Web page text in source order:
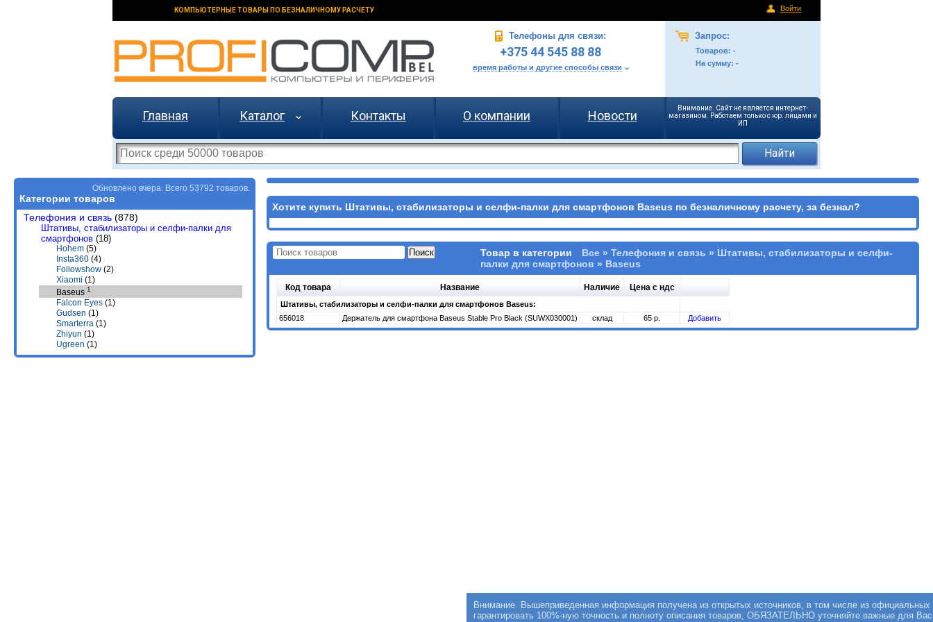
КОМПЬЮТЕРНЫЕ ТОВАРЫ ПО БЕЗНАЛИЧНОМУ РАСЧЕТУ Войти
Телефоны для связи:
+375 44 545 88 88
время работы и другие способы связи
Запрос:
Товаров: -
На сумму: -
Главная Каталог Контакты О компании Новости
Внимание. Сайт не является интернет-
магазином. Работаем только с юр. лицами и
ИП
Обновлено вчера. Всего 53792 товаров.
Категории товаров
Телефония и связь (878)
Штативы, стабилизаторы и селфи-палки для
смартфонов (18)
Hohem (5)
Insta360 (4)
Followshow (2)
Xiaomi (1)
Baseus 1
Falcon Eyes (1)
Gudsen (1)
Smarterra (1)
Zhiyun (1)
Ugreen (1)
Хотите купить Штативы, стабилизаторы и селфи-палки для смартфонов Baseus по безналичному расчету, за безнал?
Товар в категории
Все » Телефония и связь » Штативы, стабилизаторы и селфи-
палки для смартфонов » Baseus
Код товара Название Наличие Цена с ндс
Штативы, стабилизаторы и селфи-палки для смартфонов Baseus:
656018
Держатель для смартфона Baseus Stable Pro Black (SUWX030001) склад 65 р. Добавить
Внимание. Вышеприведенная информация получена из открытых источников, в том числе из
гарантировать 100%-ную точность и полноту описания товаров, ОБЯЗАТЕЛЬНО уточняйте важные для